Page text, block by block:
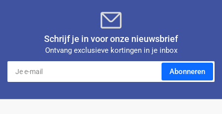
Schrijf je in voor onze nieuwsbrief
Ontvang exclusieve kortingen in je inbox
mail
Abonneren